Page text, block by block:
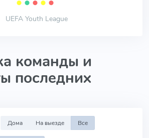
⬤ ⬤ ⬤ ⬤ ⬤
UEFA Youth League
команды и
последних
Дома На выезде Все